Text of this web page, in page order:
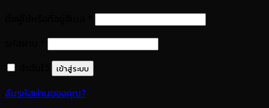
ต้องการ
ต้องการ
เข้าสู่ระบบ
ลืมรหัสผ่านของคุณ?